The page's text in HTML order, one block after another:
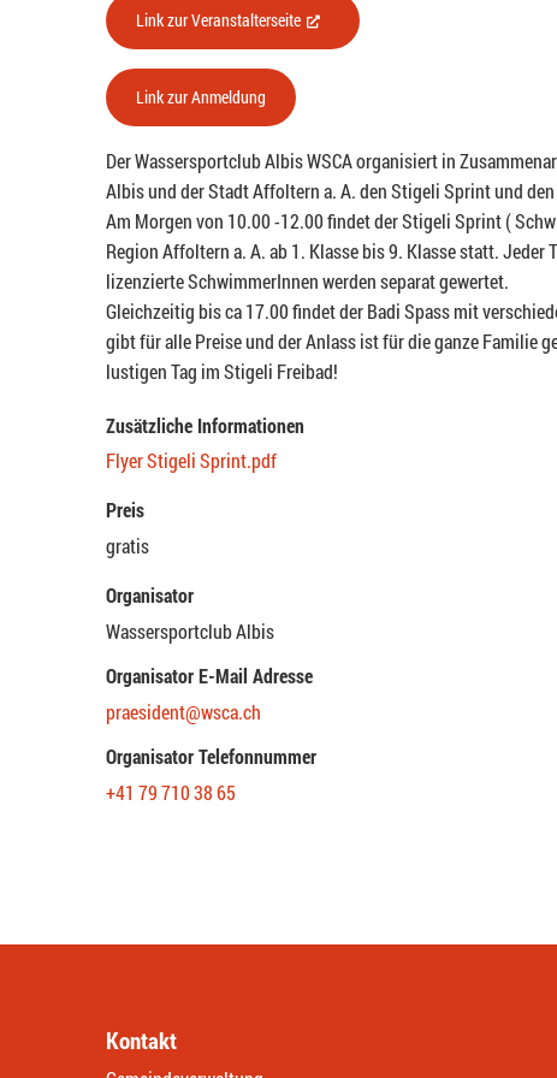
Link zur Veranstalterseite (External Link)
Link zur Anmeldung
Der Wassersportclub Albis WSCA organisiert in
Albis und der Stadt Affoltern a. A. den Stigeli Sprint und den
Am Morgen von 10.00 -12.00 findet der Stigeli Sprint (
Region Affoltern a. A. ab 1. Klasse bis 9. Klasse statt. Jeder
lizenzierte SchwimmerInnen werden separat gewertet.
Gleichzeitig bis ca 17.00 findet der Badi Spass mit
gibt für alle Preise und der Anlass ist für die ganze Familie
lustigen Tag im Stigeli Freibad!
Zusätzliche Informationen
Flyer Stigeli Sprint.pdf
Preis
gratis
Organisator
Wassersportclub Albis
Organisator E-Mail Adresse
praesident@wsca.ch
Organisator Telefonnummer
+41 79 710 38 65
Kontakt